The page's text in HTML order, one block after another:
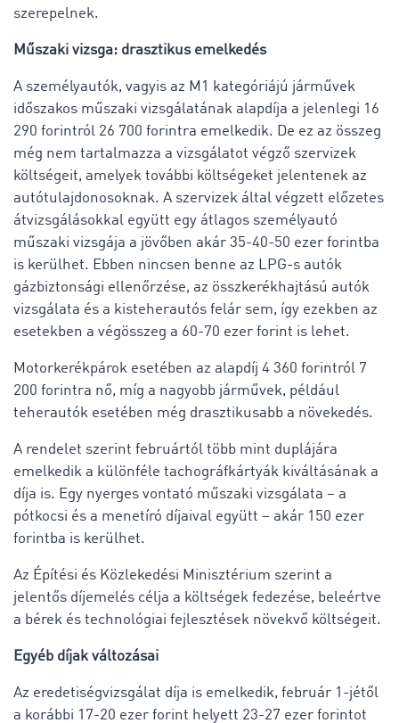
szerepelnek.
Műszaki vizsga: drasztikus emelkedés
A személyautók, vagyis az M1 kategóriájú járművek
időszakos műszaki vizsgálatának alapdíja a jelenlegi 16
290 forintról 26 700 forintra emelkedik. De ez az összeg
még nem tartalmazza a vizsgálatot végző szervizek
költségeit, amelyek további költségeket jelentenek az
autótulajdonosoknak. A szervizek által végzett előzetes
átvizsgálásokkal együtt egy átlagos személyautó
műszaki vizsgája a jövőben akár 35-40-50 ezer forintba
is kerülhet. Ebben nincsen benne az LPG-s autók
gázbiztonsági ellenőrzése, az összkerékhajtású autók
vizsgálata és a kisteherautós felár sem, így ezekben az
esetekben a végösszeg a 60-70 ezer forint is lehet.
Motorkerékpárok esetében az alapdíj 4 360 forintról 7
200 forintra nő, míg a nagyobb járművek, például
teherautók esetében még drasztikusabb a növekedés.
A rendelet szerint februártól több mint duplájára
emelkedik a különféle tachográfkártyák kiváltásának a
díja is. Egy nyerges vontató műszaki vizsgálata – a
pótkocsi és a menetíró díjaival együtt – akár 150 ezer
forintba is kerülhet.
Az Építési és Közlekedési Minisztérium szerint a
jelentős díjemelés célja a költségek fedezése, beleértve
a bérek és technológiai fejlesztések növekvő költségeit.
Egyéb díjak változásai
Az eredetiségvizsgálat díja is emelkedik, február 1-jétől
a korábbi 17-20 ezer forint helyett 23-27 ezer forintot